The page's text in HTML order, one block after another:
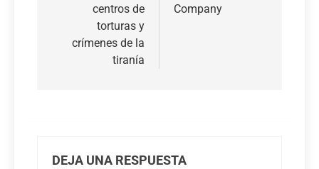
centros de
torturas y
crímenes de la
tiranía
Company
DEJA UNA RESPUESTA